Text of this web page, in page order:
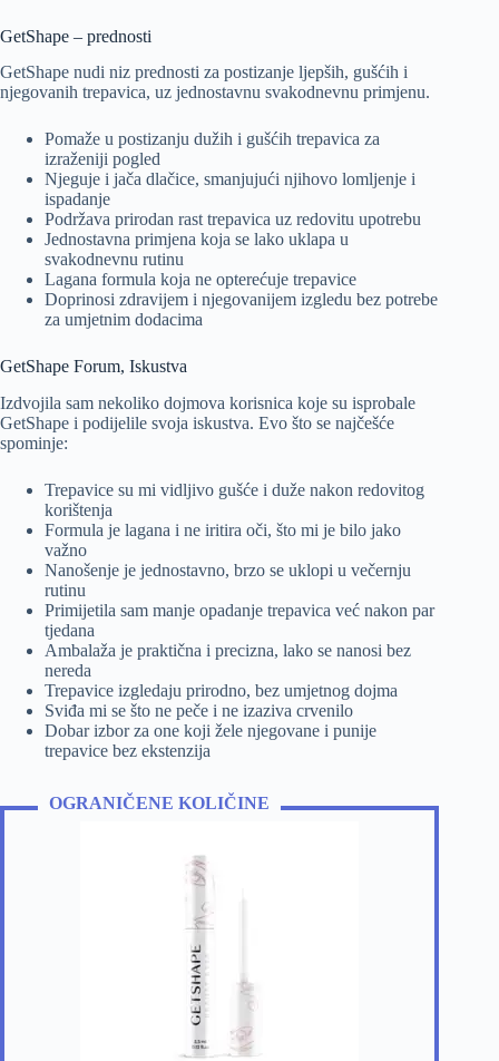
GetShape – prednosti
GetShape nudi niz prednosti za postizanje ljepših, gušćih i
njegovanih trepavica, uz jednostavnu svakodnevnu primjenu.
Pomaže u postizanju dužih i gušćih trepavica za
izraženiji pogled
Njeguje i jača dlačice, smanjujući njihovo lomljenje i
ispadanje
Podržava prirodan rast trepavica uz redovitu upotrebu
Jednostavna primjena koja se lako uklapa u
svakodnevnu rutinu
Lagana formula koja ne opterećuje trepavice
Doprinosi zdravijem i njegovanijem izgledu bez potrebe
za umjetnim dodacima
GetShape Forum, Iskustva
Izdvojila sam nekoliko dojmova korisnica koje su isprobale
GetShape i podijelile svoja iskustva. Evo što se najčešće
spominje:
Trepavice su mi vidljivo gušće i duže nakon redovitog
korištenja
Formula je lagana i ne iritira oči, što mi je bilo jako
važno
Nanošenje je jednostavno, brzo se uklopi u večernju
rutinu
Primijetila sam manje opadanje trepavica već nakon par
tjedana
Ambalaža je praktična i precizna, lako se nanosi bez
nereda
Trepavice izgledaju prirodno, bez umjetnog dojma
Sviđa mi se što ne peče i ne izaziva crvenilo
Dobar izbor za one koji žele njegovane i punije
trepavice bez ekstenzija
OGRANIČENE KOLIČINE